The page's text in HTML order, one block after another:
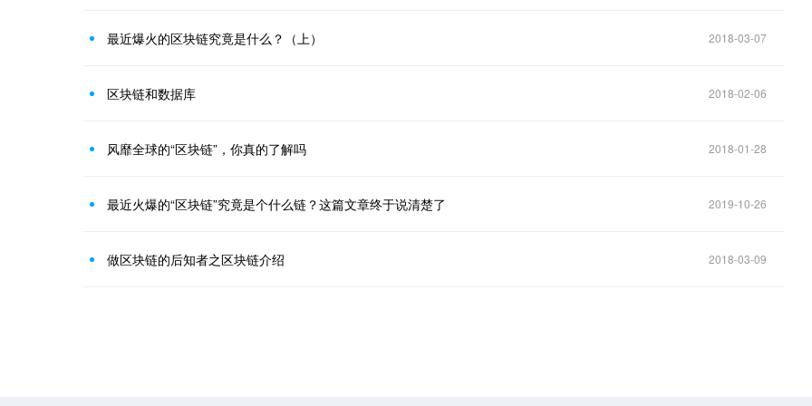
最近爆火的区块链究竟是什么？（上） 2018-03-07
区块链和数据库 2018-02-06
风靡全球的“区块链”，你真的了解吗 2018-01-28
最近火爆的“区块链”究竟是个什么链？这篇文章终于说清楚了 2019-10-26
做区块链的后知者之区块链介绍 2018-03-09